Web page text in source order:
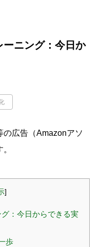
ニング：今日か
広告（Amazonアソ
]
：今日からできる実
歩